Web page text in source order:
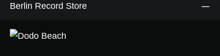
Berlin Record Store